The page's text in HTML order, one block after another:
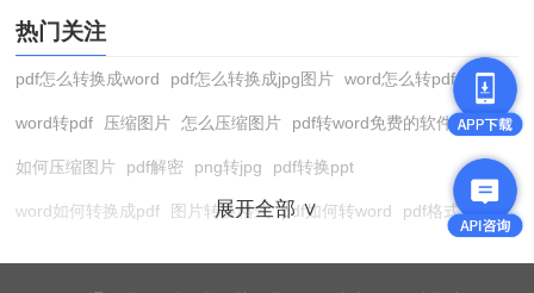
热门关注
pdf怎么转换成word pdf怎么转换成jpg图片 word怎么转pdf
word转pdf 压缩图片 怎么压缩图片 pdf转word免费的软件
如何压缩图片 pdf解密 png转jpg pdf转换ppt
word如何转换成pdf 图片转换格式 pdf如何转word pdf格式转换
展开全部 ∨